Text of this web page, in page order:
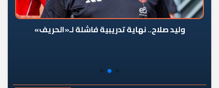
وليد صلاح.. نهاية تدريبية فاشلة لـ«الحريف»